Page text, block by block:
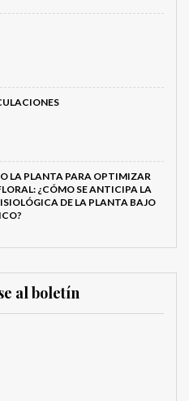
LA PLANTA PARA OPTIMIZAR
¿CÓMO SE ANTICIPA LA
DE LA PLANTA BAJO
al boletín